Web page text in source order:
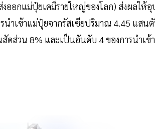
ออกแม่ปุ๋ยเคมีรายใหญ่ของโลก) ส่งผลให้
นำเข้าแม่ปุ๋ยจากรัสเซียปริมาณ 4.45 แสน
ดส่วน 8% และเป็นอันดับ 4 ของการนำเข้